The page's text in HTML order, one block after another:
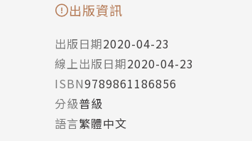
出版資訊
出版日期2020-04-23
線上出版日期2020-04-23
ISBN9789861186856
分級普級
語言繁體中文